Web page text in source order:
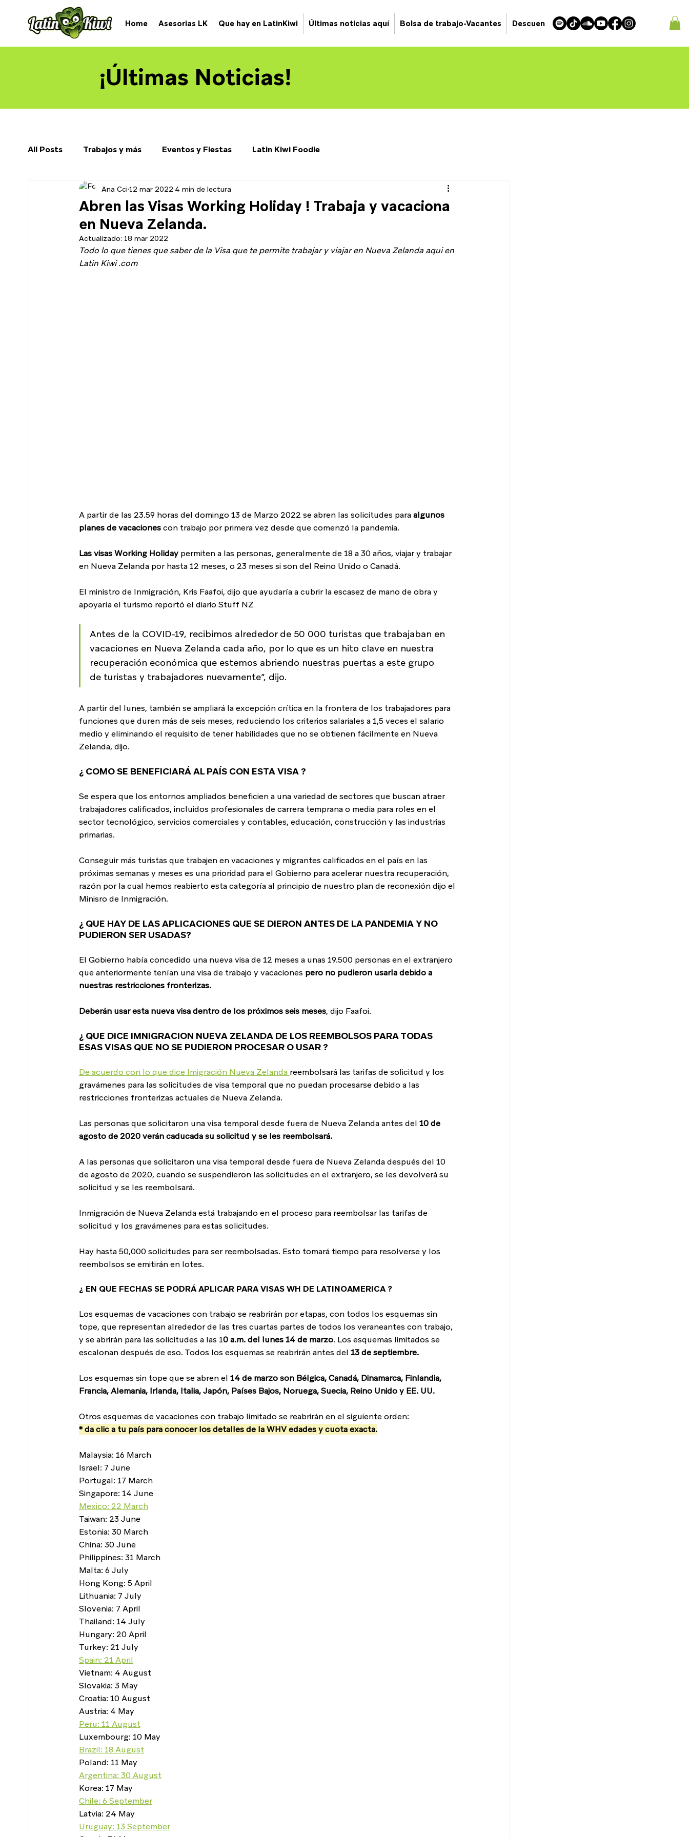
Home Asesorias LK Que hay en LatinKiwi Últimas noticias aquí Bolsa de trabajo-Vacantes Descuentos Latinkiwis! Latin American
¡Últimas Noticias!
All Posts Trabajos y más Eventos y Fiestas Latin Kiwi Foodie
Abren las Visas Working Holiday ! Trabaja y vacaciona
en Nueva Zelanda.
Ana Cci 12 mar 2022 4 min de lectura
Actualizado: 18 mar 2022
Todo lo que tienes que saber de la Visa que te permite trabajar y viajar en Nueva Zelanda aqui en
Latin Kiwi .com
A partir de las 23.59 horas del domingo 13 de Marzo 2022 se abren las solicitudes para algunos
planes de vacaciones con trabajo por primera vez desde que comenzó la pandemia.
Las visas Working Holiday permiten a las personas, generalmente de 18 a 30 años, viajar y trabajar
en Nueva Zelanda por hasta 12 meses, o 23 meses si son del Reino Unido o Canadá.
El ministro de Inmigración, Kris Faafoi, dijo que ayudaría a cubrir la escasez de mano de obra y
apoyaría el turismo reportó el diario Stuff NZ
Antes de la COVID-19, recibimos alrededor de 50 000 turistas que trabajaban en
vacaciones en Nueva Zelanda cada año, por lo que es un hito clave en nuestra
recuperación económica que estemos abriendo nuestras puertas a este grupo
de turistas y trabajadores nuevamente”, dijo.
A partir del lunes, también se ampliará la excepción crítica en la frontera de los trabajadores para
funciones que duren más de seis meses, reduciendo los criterios salariales a 1,5 veces el salario
medio y eliminando el requisito de tener habilidades que no se obtienen fácilmente en Nueva
Zelanda, dijo.
¿ COMO SE BENEFICIARÁ AL PAÍS CON ESTA VISA ?
Se espera que los entornos ampliados beneficien a una variedad de sectores que buscan atraer
trabajadores calificados, incluidos profesionales de carrera temprana o media para roles en el
sector tecnológico, servicios comerciales y contables, educación, construcción y las industrias
primarias.
Conseguir más turistas que trabajen en vacaciones y migrantes calificados en el país en las
próximas semanas y meses es una prioridad para el Gobierno para acelerar nuestra recuperación,
razón por la cual hemos reabierto esta categoría al principio de nuestro plan de reconexión dijo el
Minisro de Inmigración.
¿ QUE HAY DE LAS APLICACIONES QUE SE DIERON ANTES DE LA PANDEMIA Y NO
PUDIERON SER USADAS?
El Gobierno había concedido una nueva visa de 12 meses a unas 19.500 personas en el extranjero
que anteriormente tenían una visa de trabajo y vacaciones pero no pudieron usarla debido a
nuestras restricciones fronterizas.
Deberán usar esta nueva visa dentro de los próximos seis meses, dijo Faafoi.
¿ QUE DICE IMNIGRACION NUEVA ZELANDA DE LOS REEMBOLSOS PARA TODAS
ESAS VISAS QUE NO SE PUDIERON PROCESAR O USAR ?
De acuerdo con lo que dice Imigración Nueva Zelanda reembolsará las tarifas de solicitud y los
gravámenes para las solicitudes de visa temporal que no puedan procesarse debido a las
restricciones fronterizas actuales de Nueva Zelanda.
Las personas que solicitaron una visa temporal desde fuera de Nueva Zelanda antes del 10 de
agosto de 2020 verán caducada su solicitud y se les reembolsará.
A las personas que solicitaron una visa temporal desde fuera de Nueva Zelanda después del 10
de agosto de 2020, cuando se suspendieron las solicitudes en el extranjero, se les devolverá su
solicitud y se les reembolsará.
Inmigración de Nueva Zelanda está trabajando en el proceso para reembolsar las tarifas de
solicitud y los gravámenes para estas solicitudes.
Hay hasta 50,000 solicitudes para ser reembolsadas. Esto tomará tiempo para resolverse y los
reembolsos se emitirán en lotes.
¿ EN QUE FECHAS SE PODRÁ APLICAR PARA VISAS WH DE LATINOAMERICA ?
Los esquemas de vacaciones con trabajo se reabrirán por etapas, con todos los esquemas sin
tope, que representan alrededor de las tres cuartas partes de todos los veraneantes con trabajo,
y se abrirán para las solicitudes a las 10 a.m. del lunes 14 de marzo. Los esquemas limitados se
escalonan después de eso. Todos los esquemas se reabrirán antes del 13 de septiembre.
Los esquemas sin tope que se abren el 14 de marzo son Bélgica, Canadá, Dinamarca, Finlandia,
Francia, Alemania, Irlanda, Italia, Japón, Países Bajos, Noruega, Suecia, Reino Unido y EE. UU.
Otros esquemas de vacaciones con trabajo limitado se reabrirán en el siguiente orden:
* da clic a tu país para conocer los detalles de la WHV edades y cuota exacta.
Malaysia: 16 March
Israel: 7 June
Portugal: 17 March
Singapore: 14 June
Mexico: 22 March
Taiwan: 23 June
Estonia: 30 March
China: 30 June
Philippines: 31 March
Malta: 6 July
Hong Kong: 5 April
Lithuania: 7 July
Slovenia: 7 April
Thailand: 14 July
Hungary: 20 April
Turkey: 21 July
Spain: 21 April
Vietnam: 4 August
Slovakia: 3 May
Croatia: 10 August
Austria: 4 May
Peru: 11 August
Luxembourg: 10 May
Brazil: 18 August
Poland: 11 May
Argentina: 30 August
Korea: 17 May
Chile: 6 September
Latvia: 24 May
Uruguay: 13 September